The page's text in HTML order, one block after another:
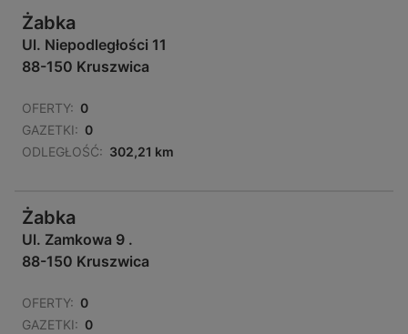
Żabka
Ul. Niepodległości 11
88-150 Kruszwica
OFERTY: 0
GAZETKI: 0
ODLEGŁOŚĆ: 302,21 km
Żabka
Ul. Zamkowa 9 .
88-150 Kruszwica
OFERTY: 0
GAZETKI: 0